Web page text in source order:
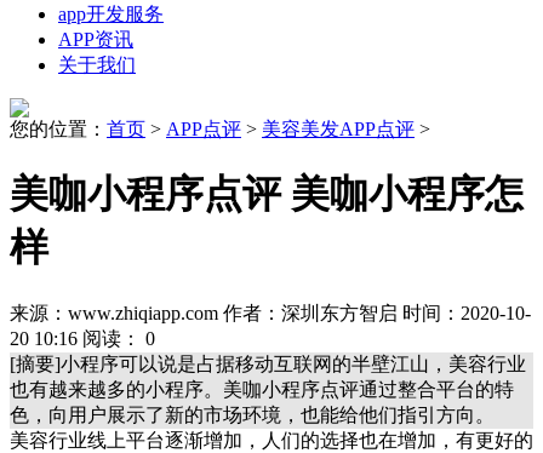
app开发服务
APP资讯
关于我们
您的位置： 首页 > APP点评 > 美容美发APP点评 >
美咖小程序点评 美咖小程序怎
样
来源：www.zhiqiapp.com 作者：深圳东方智启 时间：2020-10-
20 10:16 阅读：
0
[摘要]小程序可以说是占据移动互联网的半壁江山，美容行业
也有越来越多的小程序。美咖小程序点评通过整合平台的特
色，向用户展示了新的市场环境，也能给他们指引方向。
美容行业线上平台逐渐增加，人们的选择也在增加，有更好的